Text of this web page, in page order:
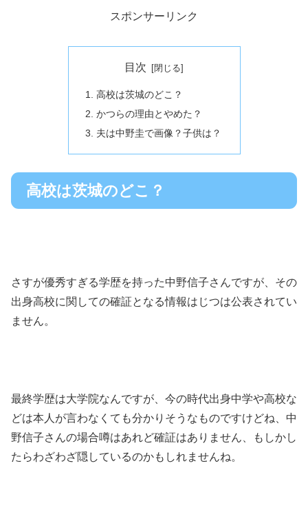
スポンサーリンク
目次
高校は茨城のどこ？
かつらの理由とやめた？
夫は中野圭で画像？子供は？
高校は茨城のどこ？
さすが優秀すぎる学歴を持った中野信子さんですが、その
出身高校に関しての確証となる情報はじつは公表されてい
ません。
最終学歴は大学院なんですが、今の時代出身中学や高校な
どは本人が言わなくても分かりそうなものですけどね、中
野信子さんの場合噂はあれど確証はありません、もしかし
たらわざわざ隠しているのかもしれませんね。